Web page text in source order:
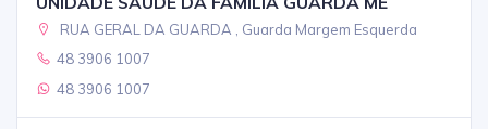
RUA GERAL DA GUARDA , Guarda Margem Esquerda
48 3906 1007
48 3906 1007